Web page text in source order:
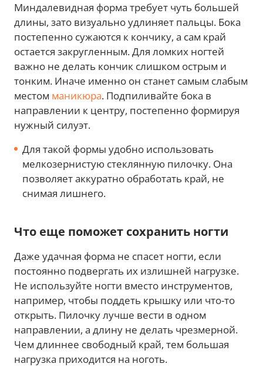
Миндалевидная форма требует чуть большей
длины, зато визуально удлиняет пальцы. Бока
постепенно сужаются к кончику, а сам край
остается закругленным. Для ломких ногтей
важно не делать кончик слишком острым и
тонким. Иначе именно он станет самым слабым
местом маникюра. Подпиливайте бока в
направлении к центру, постепенно формируя
нужный силуэт.
Для такой формы удобно использовать
мелкозернистую стеклянную пилочку. Она
позволяет аккуратно обработать край, не
снимая лишнего.
Что еще поможет сохранить ногти
Даже удачная форма не спасет ногти, если
постоянно подвергать их излишней нагрузке.
Не используйте ногти вместо инструментов,
например, чтобы поддеть крышку или что-то
открыть. Пилочку лучше вести в одном
направлении, а длину не делать чрезмерной.
Чем длиннее свободный край, тем большая
нагрузка приходится на ноготь.